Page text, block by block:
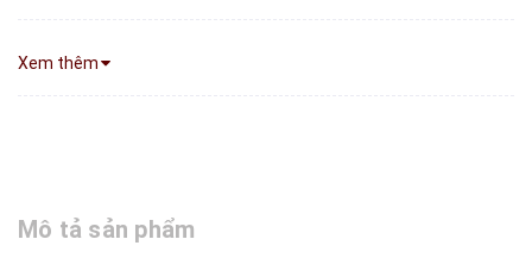
Xem thêm
Mô tả sản phẩm